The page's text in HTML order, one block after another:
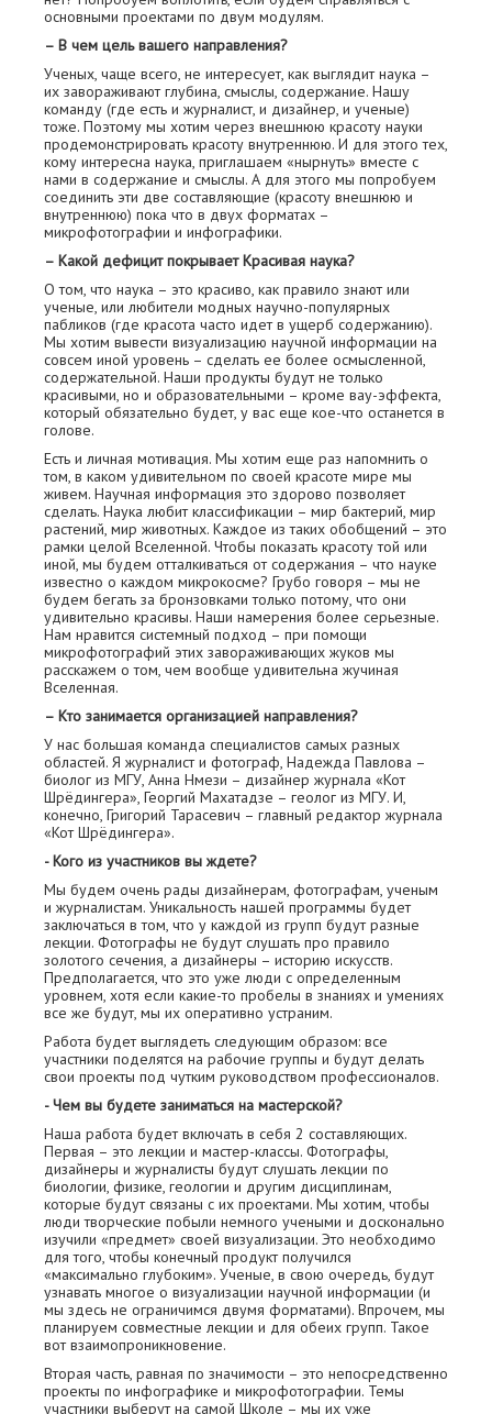
основными проектами по двум модулям.
– В чем цель вашего направления?
Ученых, чаще всего, не интересует, как выглядит наука –
их завораживают глубина, смыслы, содержание. Нашу
команду (где есть и журналист, и дизайнер, и ученые)
тоже. Поэтому мы хотим через внешнюю красоту науки
продемонстрировать красоту внутреннюю. И для этого тех,
кому интересна наука, приглашаем «нырнуть» вместе с
нами в содержание и смыслы. А для этого мы попробуем
соединить эти две составляющие (красоту внешнюю и
внутреннюю) пока что в двух форматах –
микрофотографии и инфографики.
– Какой дефицит покрывает Красивая наука?
О том, что наука – это красиво, как правило знают или
ученые, или любители модных научно-популярных
пабликов (где красота часто идет в ущерб содержанию).
Мы хотим вывести визуализацию научной информации на
совсем иной уровень – сделать ее более осмысленной,
содержательной. Наши продукты будут не только
красивыми, но и образовательными – кроме вау-эффекта,
который обязательно будет, у вас еще кое-что останется в
голове.
Есть и личная мотивация. Мы хотим еще раз напомнить о
том, в каком удивительном по своей красоте мире мы
живем. Научная информация это здорово позволяет
сделать. Наука любит классификации – мир бактерий, мир
растений, мир животных. Каждое из таких обобщений – это
рамки целой Вселенной. Чтобы показать красоту той или
иной, мы будем отталкиваться от содержания – что науке
известно о каждом микрокосме? Грубо говоря – мы не
будем бегать за бронзовками только потому, что они
удивительно красивы. Наши намерения более серьезные.
Нам нравится системный подход – при помощи
микрофотографий этих завораживающих жуков мы
расскажем о том, чем вообще удивительна жучиная
Вселенная.
– Кто занимается организацией направления?
У нас большая команда специалистов самых разных
областей. Я журналист и фотограф, Надежда Павлова –
биолог из МГУ, Анна Нмези – дизайнер журнала «Кот
Шрёдингера», Георгий Махатадзе – геолог из МГУ. И,
конечно, Григорий Тарасевич – главный редактор журнала
«Кот Шрёдингера».
- Кого из участников вы ждете?
Мы будем очень рады дизайнерам, фотографам, ученым
и журналистам. Уникальность нашей программы будет
заключаться в том, что у каждой из групп будут разные
лекции. Фотографы не будут слушать про правило
золотого сечения, а дизайнеры – историю искусств.
Предполагается, что это уже люди с определенным
уровнем, хотя если какие-то пробелы в знаниях и умениях
все же будут, мы их оперативно устраним.
Работа будет выглядеть следующим образом: все
участники поделятся на рабочие группы и будут делать
свои проекты под чутким руководством профессионалов.
- Чем вы будете заниматься на мастерской?
Наша работа будет включать в себя 2 составляющих.
Первая – это лекции и мастер-классы. Фотографы,
дизайнеры и журналисты будут слушать лекции по
биологии, физике, геологии и другим дисциплинам,
которые будут связаны с их проектами. Мы хотим, чтобы
люди творческие побыли немного учеными и досконально
изучили «предмет» своей визуализации. Это необходимо
для того, чтобы конечный продукт получился
«максимально глубоким». Ученые, в свою очередь, будут
узнавать многое о визуализации научной информации (и
мы здесь не ограничимся двумя форматами). Впрочем, мы
планируем совместные лекции и для обеих групп. Такое
вот взаимопроникновение.
Вторая часть, равная по значимости – это непосредственно
проекты по инфографике и микрофотографии. Темы
участники выберут на самой Школе – мы их уже